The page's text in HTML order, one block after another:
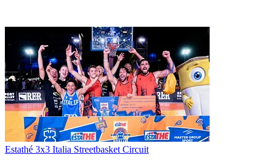
Estathé 3x3 Italia Streetbasket Circuit